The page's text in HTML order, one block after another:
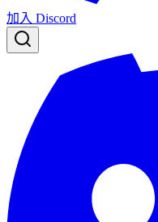
加入 Discord